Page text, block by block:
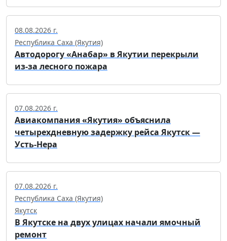
08.08.2026 г.
Республика Саха (Якутия)
Автодорогу «Анабар» в Якутии перекрыли
из-за лесного пожара
07.08.2026 г.
Авиакомпания «Якутия» объяснила
четырехдневную задержку рейса Якутск —
Усть-Нера
07.08.2026 г.
Республика Саха (Якутия)
Якутск
В Якутске на двух улицах начали ямочный
ремонт